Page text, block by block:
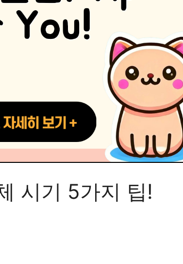
시기 5가지 팁!